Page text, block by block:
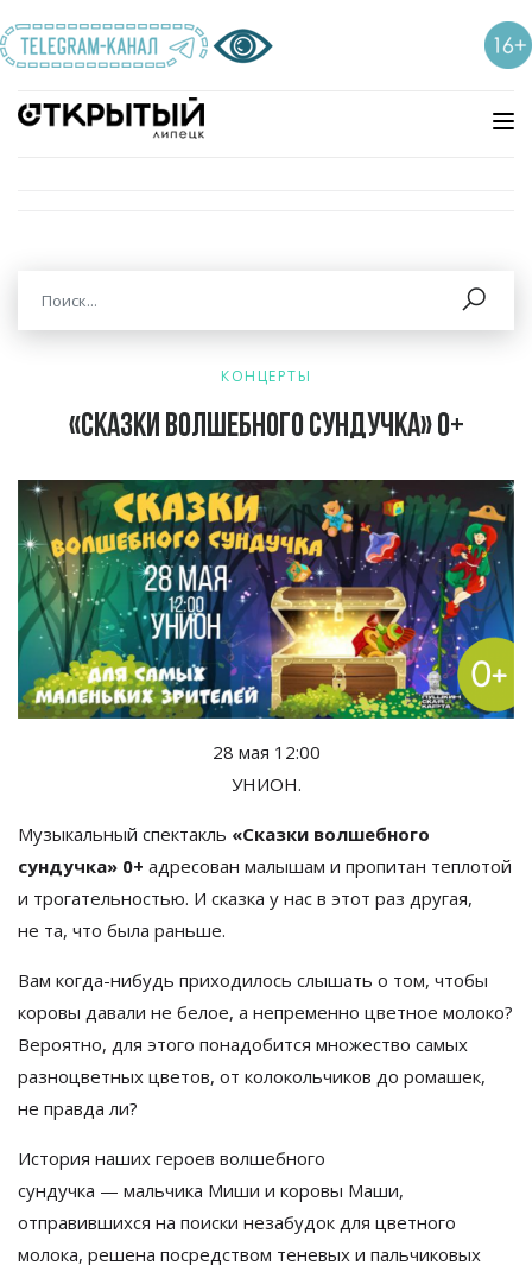
КОНЦЕРТЫ
«Сказки волшебного сундучка» 0+
28 мая 12:00
УНИОН.
Музыкальный спектакль «Сказки волшебного
сундучка» 0+ адресован малышам и пропитан теплотой
и трогательностью. И сказка у нас в этот раз другая,
не та, что была раньше.
Вам когда-нибудь приходилось слышать о том, чтобы
коровы давали не белое, а непременно цветное молоко?
Вероятно, для этого понадобится множество самых
разноцветных цветов, от колокольчиков до ромашек,
не правда ли?
История наших героев волшебного
сундучка — мальчика Миши и коровы Маши,
отправившихся на поиски незабудок для цветного
молока, решена посредством теневых и пальчиковых